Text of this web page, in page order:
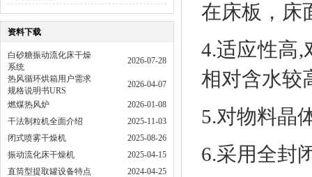
资料下载
白砂糖振动流化床干燥
系统
2026-07-28
热风循环烘箱用户需求
规格说明书URS
2026-04-07
燃煤热风炉
2026-01-08
干法制粒机全面介绍
2025-11-03
闭式喷雾干燥机
2025-08-26
振动流化床干燥机
2025-04-15
直筒型提取罐设备特点
2024-04-25
在床板，床
4.适应性高,
相对含水较
5.对物料晶
6.采用全封